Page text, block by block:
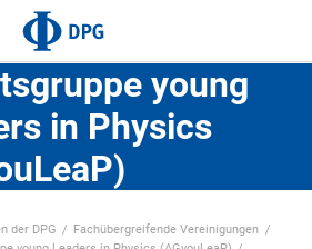
young
in Physics
der DPG
Fachübergreifende Vereinigungen